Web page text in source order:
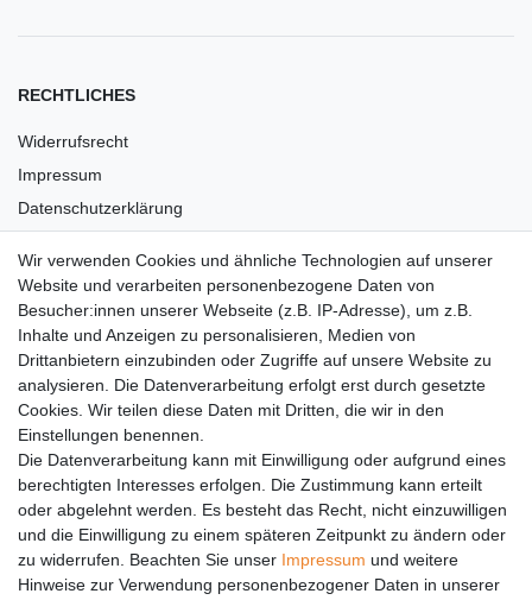
RECHTLICHES
Widerrufsrecht
Impressum
Datenschutzerklärung
Barrierefreiheit
Anleitungen
Vertrag widerrufen
PARTNER
DHL
GLS
PaketPLUS
Wir verwenden Cookies und ähnliche Technologien auf unserer
Website und verarbeiten personenbezogene Daten von
Besucher:innen unserer Webseite (z.B. IP-Adresse), um z.B.
Inhalte und Anzeigen zu personalisieren, Medien von
Drittanbietern einzubinden oder Zugriffe auf unsere Website zu
analysieren. Die Datenverarbeitung erfolgt erst durch gesetzte
Cookies. Wir teilen diese Daten mit Dritten, die wir in den
Einstellungen benennen.
Die Datenverarbeitung kann mit Einwilligung oder aufgrund eines
berechtigten Interesses erfolgen. Die Zustimmung kann erteilt
oder abgelehnt werden. Es besteht das Recht, nicht einzuwilligen
und die Einwilligung zu einem späteren Zeitpunkt zu ändern oder
zu widerrufen. Beachten Sie unser Impressum und weitere
Hinweise zur Verwendung personenbezogener Daten in unserer